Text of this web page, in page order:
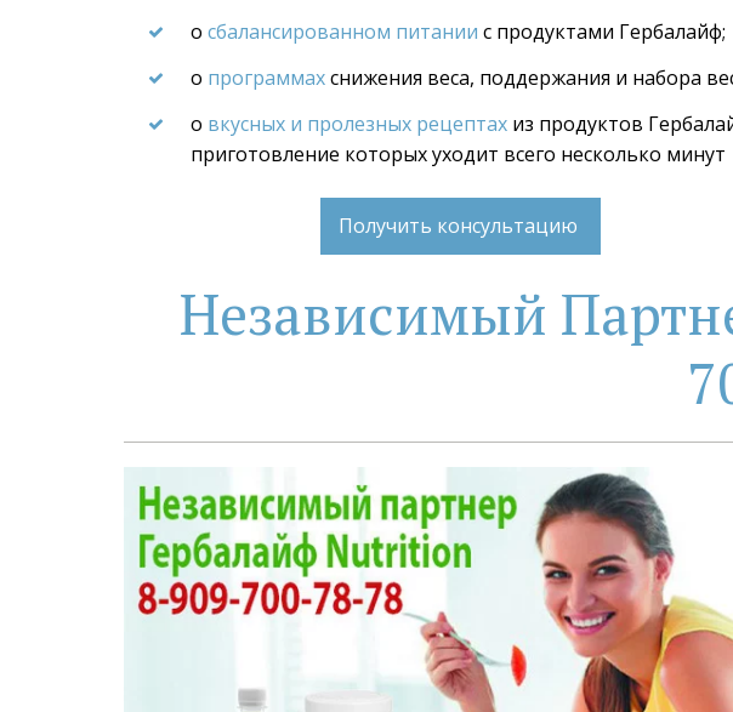
о сбалансированном питании с продуктами Гербалайф;
о программах снижения веса, поддержания и набора
о вкусных и пролезных рецептах из продуктов
приготовление которых уходит всего несколько минут
Получить консультацию
Независимый